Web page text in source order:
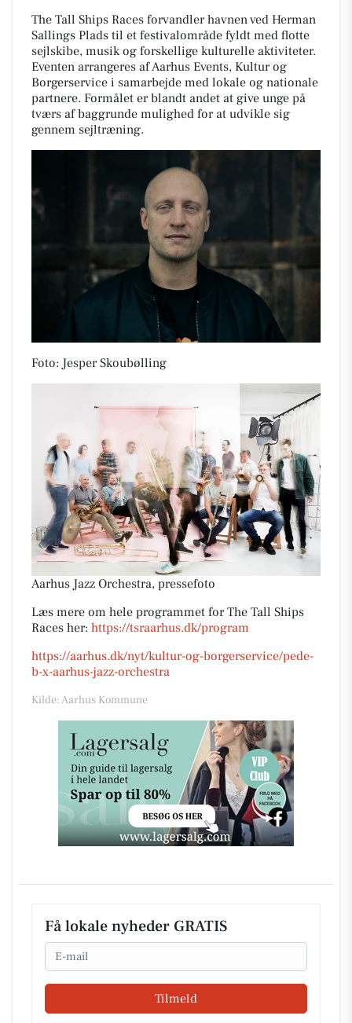
The Tall Ships Races forvandler havnen ved Herman
Sallings Plads til et festivalområde fyldt med flotte
sejlskibe, musik og forskellige kulturelle aktiviteter.
Eventen arrangeres af Aarhus Events, Kultur og
Borgerservice i samarbejde med lokale og nationale
partnere. Formålet er blandt andet at give unge på
tværs af baggrunde mulighed for at udvikle sig
gennem sejltræning.
Foto: Jesper Skoubølling
Aarhus Jazz Orchestra, pressefoto
Læs mere om hele programmet for The Tall Ships
Races her: https://tsraarhus.dk/program
https://aarhus.dk/nyt/kultur-og-borgerservice/pede-
b-x-aarhus-jazz-orchestra
Kilde: Aarhus Kommune
Få lokale nyheder GRATIS
Email
Tilmeld